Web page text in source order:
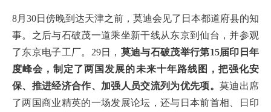
8月30日傍晚到达天津之前，莫迪会见了日本都道府县的知
事。之后与石破茂一道乘坐新干线从东京到仙台，并参观
了东京电子工厂。29日， 莫迪与石破茂举行第15届印日年
度峰会，制定了两国发展的未来十年路线图，把强化安
保、推进经济合作、加强人员交流列为优先项。 莫迪出席
了两国商业精英的一场发展论坛，还与日本前首相、日印